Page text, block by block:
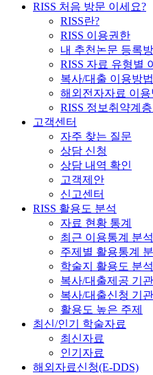
RISS 처음 방문 이세요?
RISS란?
RISS 이용권한
내 추천논문 등록
RISS 자료 유형별
복사/대출 이용방법
해외전자자료 이용
RISS 정보취약계
고객센터
자주 찾는 질문
상담 신청
상담 내역 확인
고객제안
신고센터
RISS 활용도 분석
자료 현황 통계
최근 이용통계 분석
주제별 활용통계
학술지 활용도 분석
복사/대출제공 기
복사/대출신청 기
활용도 높은 주제
최신/인기 학술자료
최신자료
인기자료
해외자료신청(E-DDS)